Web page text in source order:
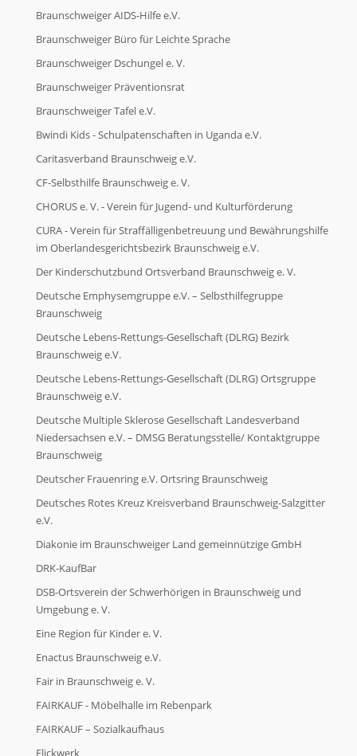
Braunschweiger AIDS-Hilfe e.V.
Braunschweiger Büro für Leichte Sprache
Braunschweiger Dschungel e. V.
Braunschweiger Präventionsrat
Braunschweiger Tafel e.V.
Bwindi Kids - Schulpatenschaften in Uganda e.V.
Caritasverband Braunschweig e.V.
CF-Selbsthilfe Braunschweig e. V.
CHORUS e. V. - Verein für Jugend- und Kulturförderung
CURA - Verein für Straffälligenbetreuung und Bewährungshilfe
im Oberlandesgerichtsbezirk Braunschweig e.V.
Der Kinderschutzbund Ortsverband Braunschweig e. V.
Deutsche Emphysemgruppe e.V. – Selbsthilfegruppe
Braunschweig
Deutsche Lebens-Rettungs-Gesellschaft (DLRG) Bezirk
Braunschweig e.V.
Deutsche Lebens-Rettungs-Gesellschaft (DLRG) Ortsgruppe
Braunschweig e.V.
Deutsche Multiple Sklerose Gesellschaft Landesverband
Niedersachsen e.V. – DMSG Beratungsstelle/ Kontaktgruppe
Braunschweig
Deutscher Frauenring e.V. Ortsring Braunschweig
Deutsches Rotes Kreuz Kreisverband Braunschweig-Salzgitter
e.V.
Diakonie im Braunschweiger Land gemeinnützige GmbH
DRK-KaufBar
DSB-Ortsverein der Schwerhörigen in Braunschweig und
Umgebung e. V.
Eine Region für Kinder e. V.
Enactus Braunschweig e.V.
Fair in Braunschweig e. V.
FAIRKAUF - Möbelhalle im Rebenpark
FAIRKAUF – Sozialkaufhaus
Flickwerk